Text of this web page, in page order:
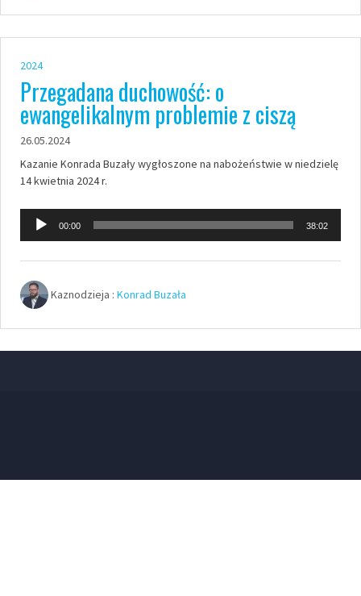
2024
Przegadana duchowość: o
ewangelikalnym problemie z ciszą
26.05.2024
Kazanie Konrada Buzały wygłoszone na nabożeństwie w niedzielę
14 kwietnia 2024 r.
Odtwarzacz
plików
dźwiękowych
00:00 38:02
Kaznodzieja : Konrad Buzała